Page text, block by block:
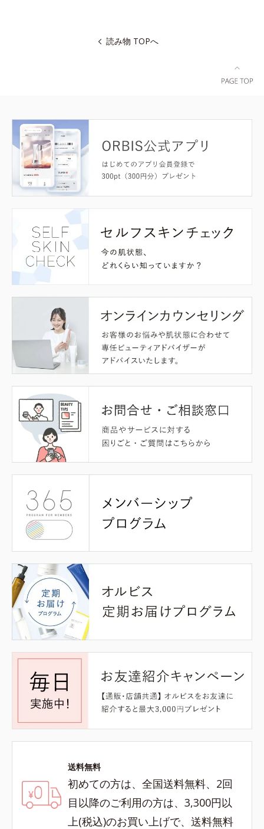
読み物 TOPへ
送料無料
初めての方は、全国送料無料、2回
目以降のご利用の方は、3,300円以
上(税込)のお買い上げで、送料無料